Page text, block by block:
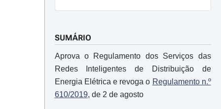
SUMÁRIO
Aprova o Regulamento dos Serviços das
Redes Inteligentes de Distribuição de
Energia Elétrica e revoga o Regulamento n.º
610/2019, de 2 de agosto